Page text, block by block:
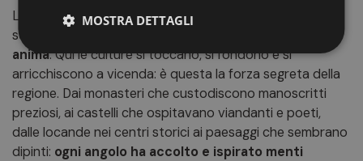
Lungo i secoli, molti altri intellettuali, filosofi e studiosi si
sono fermati in Alto Adige,
anima. Qui le culture si toccano, si fondono e si
arricchiscono a vicenda: è questa la forza segreta della
regione. Dai monasteri che custodiscono manoscritti
preziosi, ai castelli che ospitavano viandanti e poeti,
dalle locande nei centri storici ai paesaggi che sembrano
dipinti: ogni angolo ha accolto e ispirato menti
MOSTRA DETTAGLI